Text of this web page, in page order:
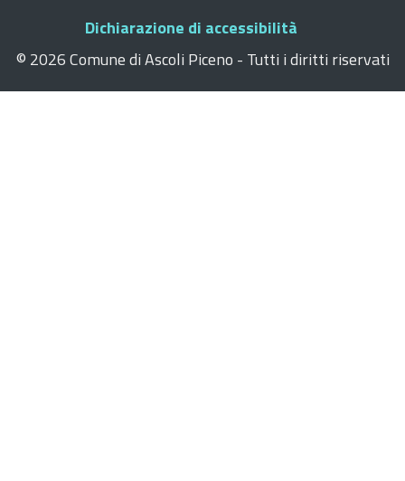
Dichiarazione di accessibilità
© 2026 Comune di Ascoli Piceno - Tutti i diritti riservati